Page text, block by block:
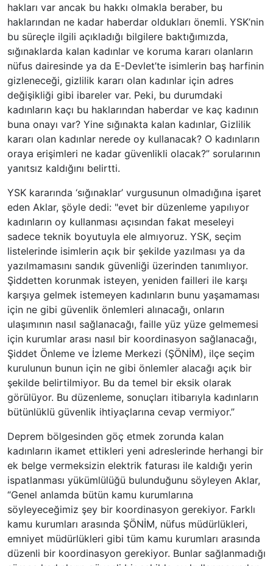
hakları var ancak bu hakkı olmakla beraber, bu
haklarından ne kadar haberdar oldukları önemli. YSK’nin
bu süreçle ilgili açıkladığı bilgilere baktığımızda,
sığınaklarda kalan kadınlar ve koruma kararı olanların
nüfus dairesinde ya da E-Devlet’te isimlerin baş harfinin
gizleneceği, gizlilik kararı olan kadınlar için adres
değişikliği gibi ibareler var. Peki, bu durumdaki
kadınların kaçı bu haklarından haberdar ve kaç kadının
buna onayı var? Yine sığınakta kalan kadınlar, Gizlilik
kararı olan kadınlar nerede oy kullanacak? O kadınların
oraya erişimleri ne kadar güvenlikli olacak?” sorularının
yanıtsız kaldığını belirtti.
YSK kararında ‘sığınaklar’ vurgusunun olmadığına işaret
eden Aklar, şöyle dedi: "evet bir düzenleme yapılıyor
kadınların oy kullanması açısından fakat meseleyi
sadece teknik boyutuyla ele almıyoruz. YSK, seçim
listelerinde isimlerin açık bir şekilde yazılması ya da
yazılmamasını sandık güvenliği üzerinden tanımlıyor.
Şiddetten korunmak isteyen, yeniden failleri ile karşı
karşıya gelmek istemeyen kadınların bunu yaşamaması
için ne gibi güvenlik önlemleri alınacağı, onların
ulaşımının nasıl sağlanacağı, faille yüz yüze gelmemesi
için kurumlar arası nasıl bir koordinasyon sağlanacağı,
Şiddet Önleme ve İzleme Merkezi (ŞÖNİM), ilçe seçim
kurulunun bunun için ne gibi önlemler alacağı açık bir
şekilde belirtilmiyor. Bu da temel bir eksik olarak
görülüyor. Bu düzenleme, sonuçları itibarıyla kadınların
bütünlüklü güvenlik ihtiyaçlarına cevap vermiyor.”
Deprem bölgesinden göç etmek zorunda kalan
kadınların ikamet ettikleri yeni adreslerinde herhangi bir
ek belge vermeksizin elektrik faturası ile kaldığı yerin
ispatlanması yükümlülüğü bulunduğunu söyleyen Aklar,
“Genel anlamda bütün kamu kurumlarına
söyleyeceğimiz şey bir koordinasyon gerekiyor. Farklı
kamu kurumları arasında ŞÖNİM, nüfus müdürlükleri,
emniyet müdürlükleri gibi tüm kamu kurumları arasında
düzenli bir koordinasyon gerekiyor. Bunlar sağlanmadığı